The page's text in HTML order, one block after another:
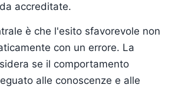
accreditate.
è che l'esito sfavorevole non
con un errore. La
se il comportamento
alle conoscenze e alle